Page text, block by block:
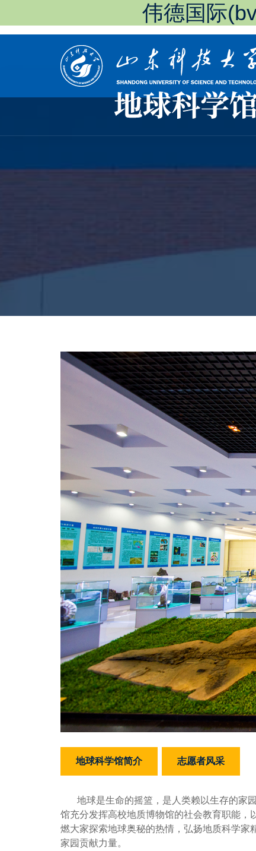
伟德国际
地球科学馆简介 志愿者风采
地球是生命的摇篮，是人类赖以生存的家
馆充分发挥高校地质博物馆的社会教育职能
燃大家探索地球奥秘的热情，弘扬地质科学
家园贡献力量。